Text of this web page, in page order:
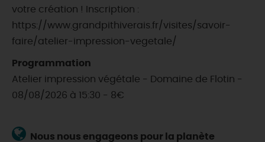
votre création ! Inscription :
https://www.grandpithiverais.fr/visites/savoir-
faire/atelier-impression-vegetale/
Programmation
Atelier impression végétale - Domaine de Flotin -
08/08/2026 à 15:30 - 8€
Nous nous engageons pour la planète